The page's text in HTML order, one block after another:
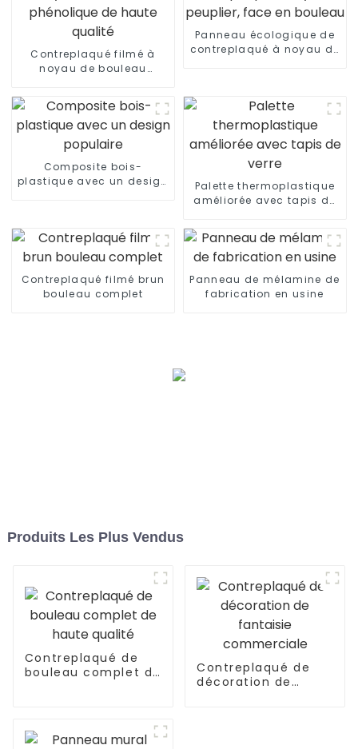
Contreplaqué filmé à
noyau de bouleau
Panneau écologique de
contreplaqué à noyau de
Composite bois-
plastique avec un design
Palette thermoplastique
améliorée avec tapis de
Contreplaqué filmé brun
bouleau complet
Panneau de mélamine de
fabrication en usine
Produits Les Plus Vendus
Contreplaqué de
bouleau complet de
Contreplaqué de
décoration de